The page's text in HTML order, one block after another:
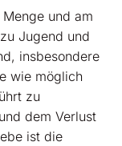
und am
Jugend und
insbesondere
wie möglich
zu
dem Verlust
ist die